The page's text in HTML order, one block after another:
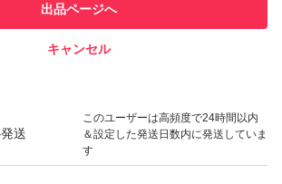
ピチ
す^^;
での取引実績があります
送
このユーザーは高頻度で24時間以内
＆設定した発送日数内に発送していま
す
出品ページへ
キャンセル